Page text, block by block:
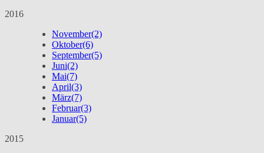
2016
November(2)
Oktober(6)
September(5)
Juni(2)
Mai(7)
April(3)
März(7)
Februar(3)
Januar(5)
2015